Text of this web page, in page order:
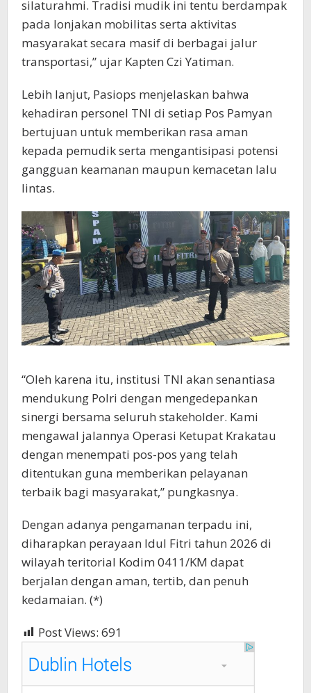
silaturahmi. Tradisi mudik ini tentu berdampak
pada lonjakan mobilitas serta aktivitas
masyarakat secara masif di berbagai jalur
transportasi,” ujar Kapten Czi Yatiman.
Lebih lanjut, Pasiops menjelaskan bahwa
kehadiran personel TNI di setiap Pos Pamyan
bertujuan untuk memberikan rasa aman
kepada pemudik serta mengantisipasi potensi
gangguan keamanan maupun kemacetan lalu
lintas.
“Oleh karena itu, institusi TNI akan senantiasa
mendukung Polri dengan mengedepankan
sinergi bersama seluruh stakeholder. Kami
mengawal jalannya Operasi Ketupat Krakatau
dengan menempati pos-pos yang telah
ditentukan guna memberikan pelayanan
terbaik bagi masyarakat,” pungkasnya.
Dengan adanya pengamanan terpadu ini,
diharapkan perayaan Idul Fitri tahun 2026 di
wilayah teritorial Kodim 0411/KM dapat
berjalan dengan aman, tertib, dan penuh
kedamaian. (*)
Post Views: 691